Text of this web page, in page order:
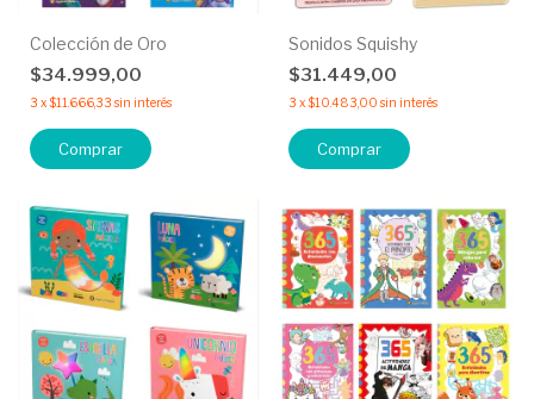
Colección de Oro
$34.999,00
3 x$11.666,33 sin interés
Comprar
Sonidos Squishy
$31.449,00
3 x$10.483,00 sin interés
Comprar